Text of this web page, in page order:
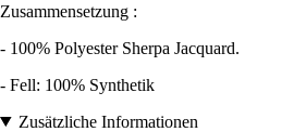
Zusammensetzung :
- 100% Polyester Sherpa Jacquard.
- Fell: 100% Synthetik
Zusätzliche Informationen